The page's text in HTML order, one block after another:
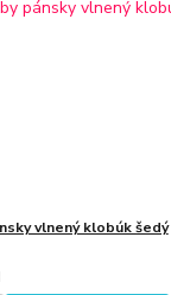
vlnený klobúk šedý